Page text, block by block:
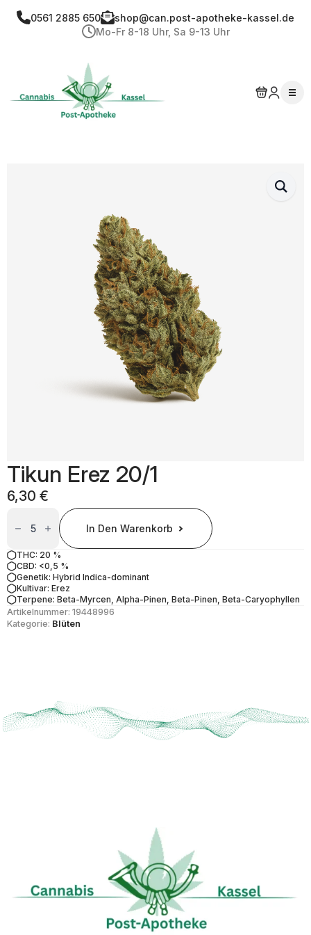
0561 2885 650
shop@can.post-apotheke-kassel.de
Mo-Fr 8-18 Uhr, Sa 9-13 Uhr
Tikun Erez 20/1
6,30 €
20/1
In Den Warenkorb
THC: 20 %
CBD: <0,5 %
Genetik: Hybrid Indica-dominant
Kultivar: Erez
Terpene: Beta-Myrcen, Alpha-Pinen, Beta-Pinen, Beta-Caryophyllen
Artikelnummer: 19448996
Kategorie: Blüten